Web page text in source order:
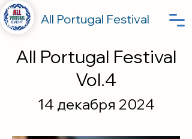
All Portugal Festival
All Portugal Festival
Vol.4
14 декабря 2024